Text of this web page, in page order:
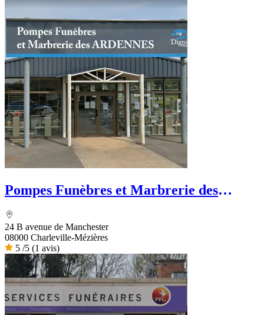
Pompes Funèbres et Marbrerie des
24 B avenue de Manchester
08000 Charleville-Mézières
5 /5 (1 avis)